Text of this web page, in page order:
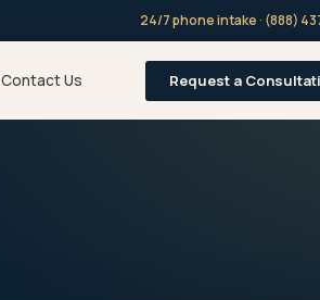
24/7 phone intake · (888)
Contact Us Request a